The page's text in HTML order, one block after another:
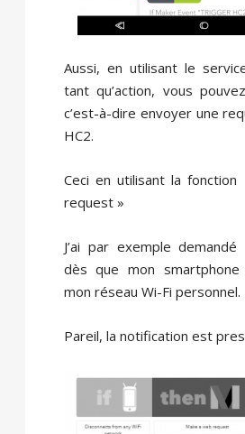
Aussi, en utilisant le
tant qu’action, vous
c’est-à-dire envoyer une
HC2.
Ceci en utilisant la
request »
J’ai par exemple
dès que mon
mon réseau Wi-Fi personnel.
Pareil, la notification est